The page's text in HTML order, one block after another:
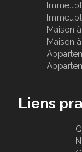
Maison
Maison
Liens